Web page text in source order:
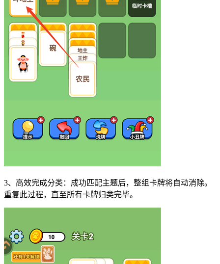
3、高效完成分类：成功匹配主题后，整组卡牌将自动消除。
重复此过程，直至所有卡牌归类完毕。